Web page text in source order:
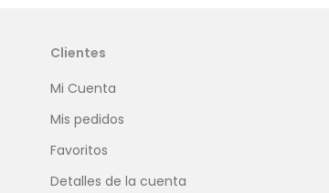
Clientes
Mi Cuenta
Mis pedidos
Favoritos
Detalles de la cuenta